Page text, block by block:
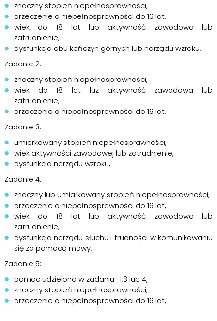
znaczny stopień niepełnosprawności,
orzeczenie o niepełnosprawności do 16 lat,
wiek do 18 lat lub aktywność zawodowa lub
zatrudnienie,
dysfunkcja obu kończyn górnych lub narządu wzroku,
Zadanie 2:
znaczny stopień niepełnosprawności,
wiek do 18 lat luz aktywność zawodowa lub
zatrudnienie,
orzeczenie o niepełnosprawności do 16 lat,
Zadanie 3:
umiarkowany stopień niepełnosprawności,
wiek aktywności zawodowej lub zatrudnienie,
dysfunkcja narządu wzroku,
Zadanie 4:
znaczny lub umiarkowany stopień niepełnosprawności,
orzeczenie o niepełnosprawności do 16 lat,
wiek do 18 lat lub aktywność zawodowa lub
zatrudnienie,
dysfunkcja narządu słuchu i trudności w komunikowaniu
się za pomocą mowy,
Zadanie 5:
pomoc udzielona w zadaniu : 1,3 lub 4,
znaczny stopień niepełnosprawności,
orzeczenie o niepełnosprawności do 16 lat,